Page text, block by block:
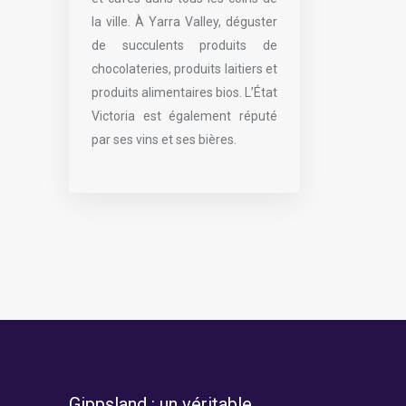
la ville. À Yarra Valley, déguster
de succulents produits de
chocolateries, produits laitiers et
produits alimentaires bios. L’État
Victoria est également réputé
par ses vins et ses bières.